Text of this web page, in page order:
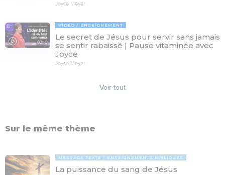
Joyce Meyer
03:10
VIDÉO ENSEIGNEMENT
Le secret de Jésus pour servir sans jamais
se sentir rabaissé | Pause vitaminée avec
Joyce
Joyce Meyer
Voir tout
Sur le même thème
MESSAGE TEXTE ENSEIGNEMENTS BIBLIQUES
La puissance du sang de Jésus